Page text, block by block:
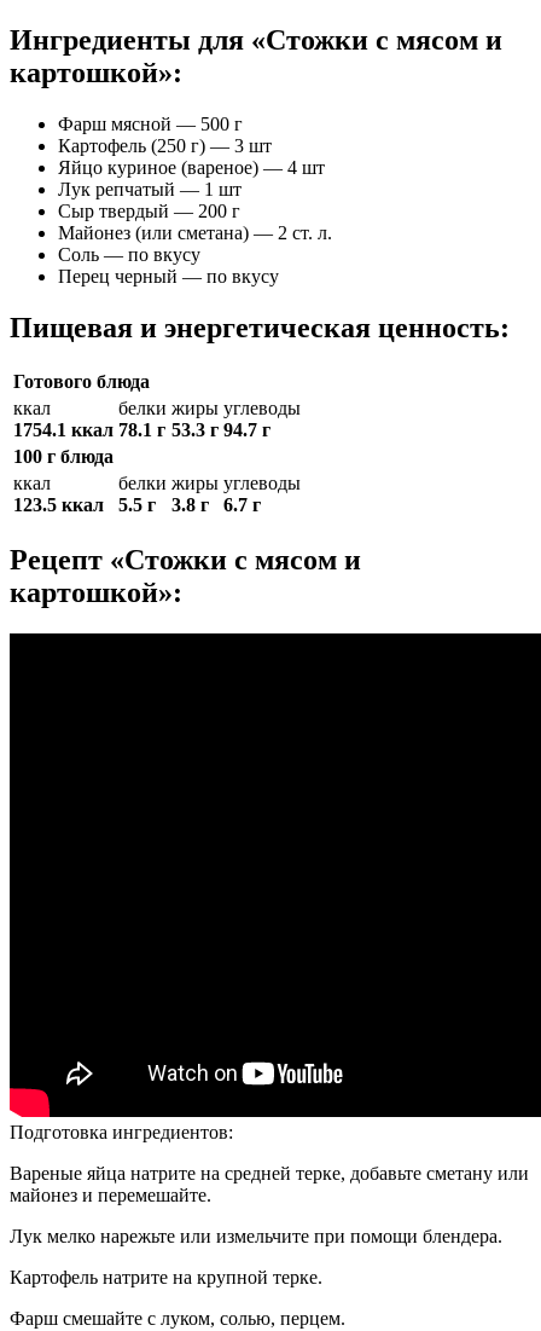
Ингредиенты для «Стожки с мясом и
картошкой»:
Фарш мясной — 500 г
Картофель (250 г) — 3 шт
Яйцо куриное (вареное) — 4 шт
Лук репчатый — 1 шт
Сыр твердый — 200 г
Майонез (или сметана) — 2 ст. л.
Соль — по вкусу
Перец черный — по вкусу
Пищевая и энергетическая ценность:
Готового блюда
ккал
1754.1 ккал
белки
78.1 г
жиры
53.3 г
углеводы
94.7 г
100 г блюда
ккал
123.5 ккал
белки
5.5 г
жиры
3.8 г
углеводы
6.7 г
Рецепт «Стожки с мясом и
картошкой»:
Подготовка ингредиентов:
Вареные яйца натрите на средней терке, добавьте сметану или
майонез и перемешайте.
Лук мелко нарежьте или измельчите при помощи блендера.
Картофель натрите на крупной терке.
Фарш смешайте с луком, солью, перцем.